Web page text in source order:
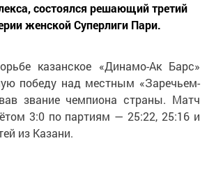
состоялся решающий третий
женской Суперлиги Пари.
казанское «Динамо-Ак Барс»
победу над местным «Заречьем-
звание чемпиона страны. Матч
3:0 по партиям — 25:22, 25:16 и
из Казани.